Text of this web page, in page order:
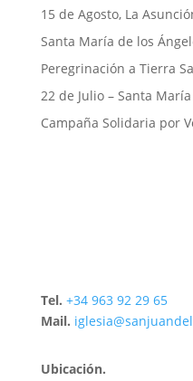
15 de Agosto, La
Santa María de los
Peregrinación a Tierra
22 de Julio – Santa
Campaña Solidaria por
Tel. +34 963 92 29 65
Mail.
Ubicación.